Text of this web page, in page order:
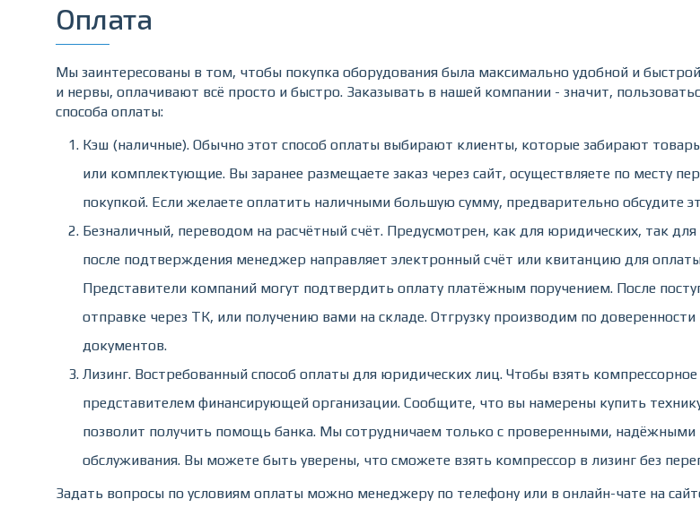
Оплата
Мы заинтересованы в том, чтобы покупка оборудования была максимально удобной и
и нервы, оплачивают всё просто и быстро. Заказывать в нашей компании - значит,
способа оплаты:
Кэш (наличные). Обычно этот способ оплаты выбирают клиенты, которые забирают
или комплектующие. Вы заранее размещаете заказ через сайт, осуществляете по месту
покупкой. Если желаете оплатить наличными большую сумму, предварительно обсудите
Безналичный, переводом на расчётный счёт. Предусмотрен, как для юридических, так
после подтверждения менеджер направляет электронный счёт или квитанцию для
Представители компаний могут подтвердить оплату платёжным поручением. После
отправке через ТК, или получению вами на складе. Отгрузку производим по
документов.
Лизинг. Востребованный способ оплаты для юридических лиц. Чтобы взять
представителем финансирующей организации. Сообщите, что вы намерены купить
позволит получить помощь банка. Мы сотрудничаем только с проверенными,
обслуживания. Вы можете быть уверены, что сможете взять компрессор в лизинг без
Задать вопросы по условиям оплаты можно менеджеру по телефону или в онлайн-чате на